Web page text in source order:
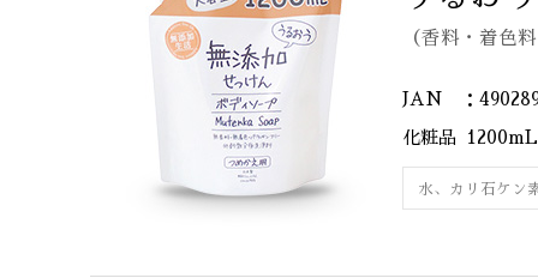
（香料・着色
JAN ：
化粧品 1200mL
水、カリ石ケン